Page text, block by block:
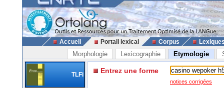
Accueil Portail lexical Corpus
Morphologie Lexicographie Etymologie
TLFi Entrez une forme
notices corrigées